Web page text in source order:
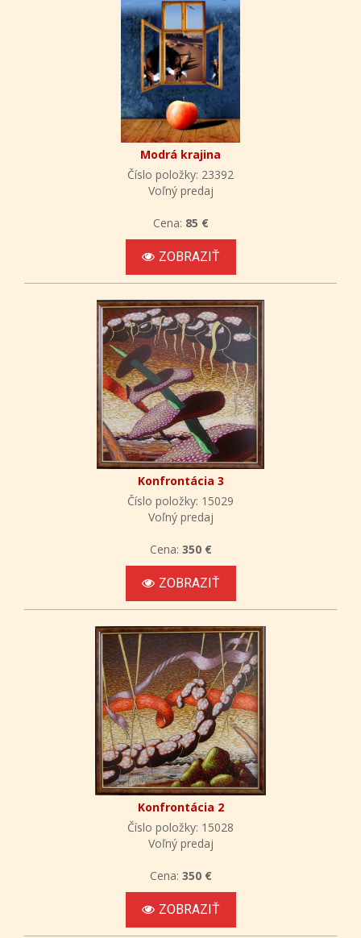
Modrá krajina
Číslo položky: 23392
Voľný predaj
Cena: 85 €
ZOBRAZIŤ
Konfrontácia 3
Číslo položky: 15029
Voľný predaj
Cena: 350 €
ZOBRAZIŤ
Konfrontácia 2
Číslo položky: 15028
Voľný predaj
Cena: 350 €
ZOBRAZIŤ